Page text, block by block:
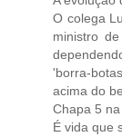
O colega
ministro
'borra-
acima do
Chapa 5 na
É vida que